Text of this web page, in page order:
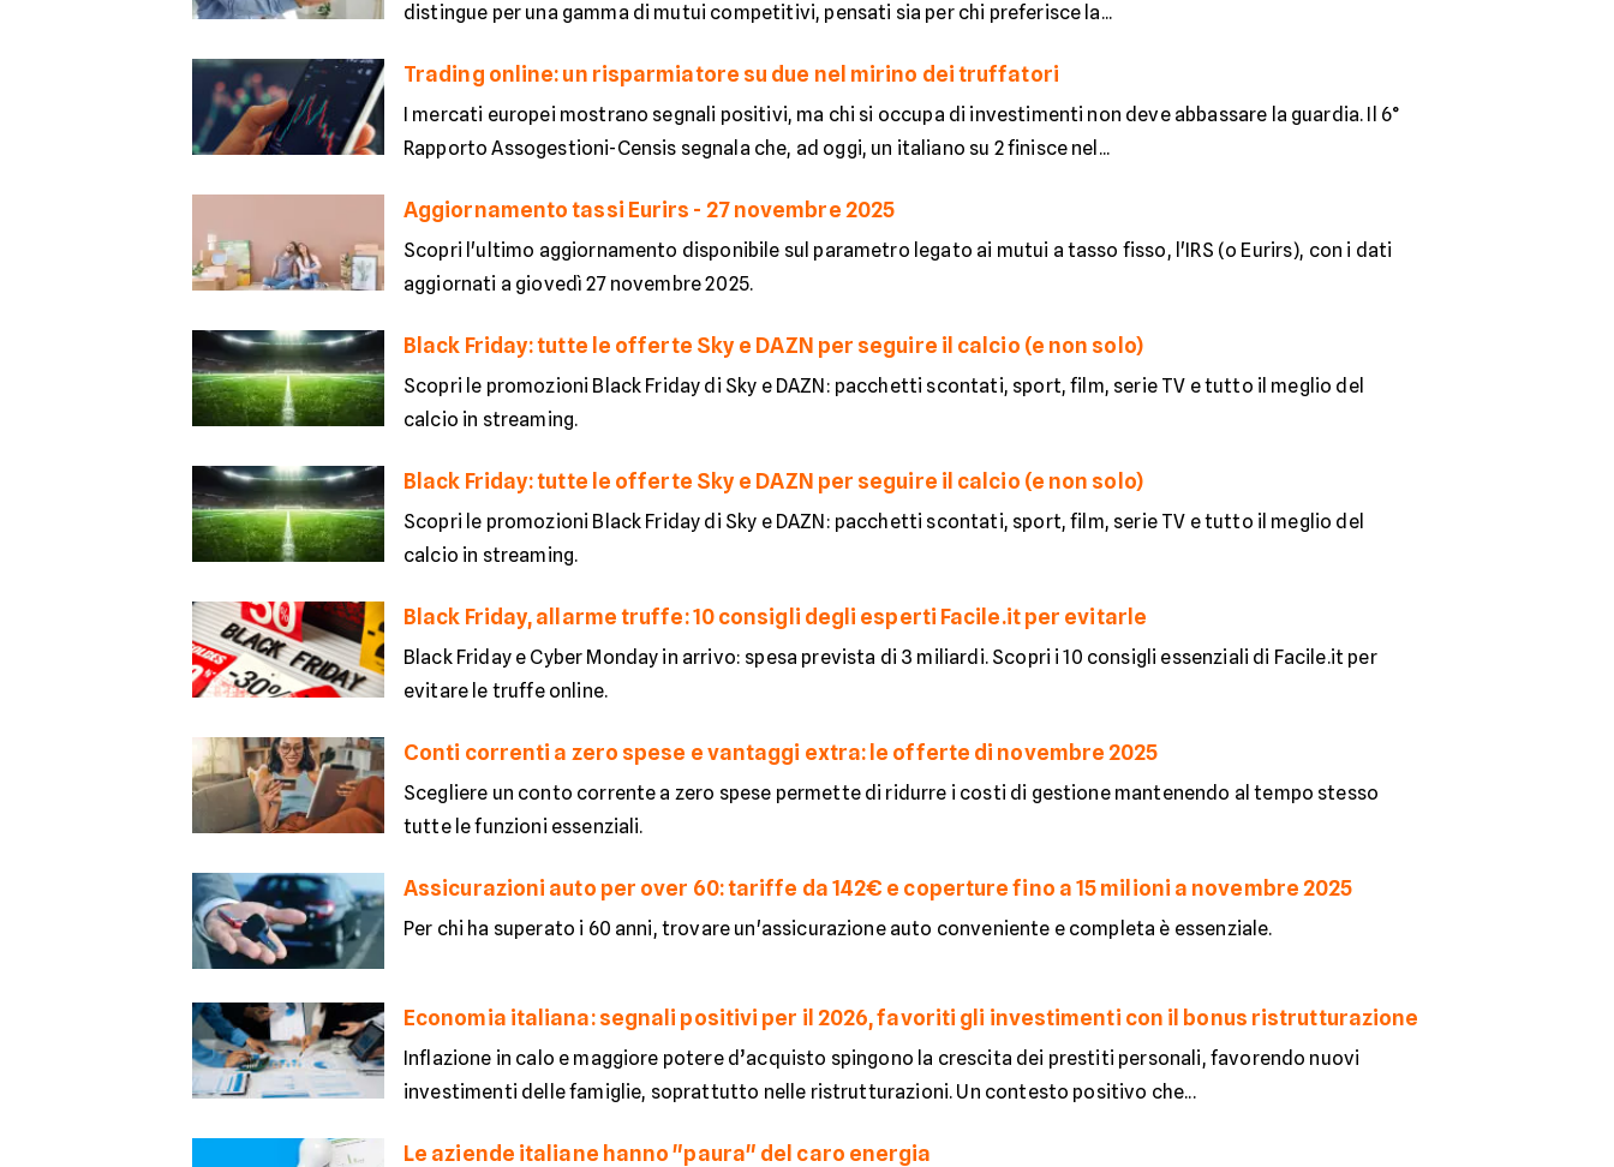
distingue per una gamma di mutui competitivi, pensati sia per chi preferisce la...
Trading online: un risparmiatore su due nel mirino dei truffatori
I mercati europei mostrano segnali positivi, ma chi si occupa di investimenti non deve abbassare la guardia. Il 6°
Rapporto Assogestioni-Censis segnala che, ad oggi, un italiano su 2 finisce nel...
Aggiornamento tassi Eurirs - 27 novembre 2025
Scopri l'ultimo aggiornamento disponibile sul parametro legato ai mutui a tasso fisso, l'IRS (o Eurirs), con i dati
aggiornati a giovedì 27 novembre 2025.
Black Friday: tutte le offerte Sky e DAZN per seguire il calcio (e non solo)
Scopri le promozioni Black Friday di Sky e DAZN: pacchetti scontati, sport, film, serie TV e tutto il meglio del
calcio in streaming.
Black Friday: tutte le offerte Sky e DAZN per seguire il calcio (e non solo)
Scopri le promozioni Black Friday di Sky e DAZN: pacchetti scontati, sport, film, serie TV e tutto il meglio del
calcio in streaming.
Black Friday, allarme truffe: 10 consigli degli esperti Facile.it per evitarle
Black Friday e Cyber Monday in arrivo: spesa prevista di 3 miliardi. Scopri i 10 consigli essenziali di Facile.it per
evitare le truffe online.
Conti correnti a zero spese e vantaggi extra: le offerte di novembre 2025
Scegliere un conto corrente a zero spese permette di ridurre i costi di gestione mantenendo al tempo stesso
tutte le funzioni essenziali.
Assicurazioni auto per over 60: tariffe da 142€ e coperture fino a 15 milioni a novembre 2025
Per chi ha superato i 60 anni, trovare un'assicurazione auto conveniente e completa è essenziale.
Economia italiana: segnali positivi per il 2026, favoriti gli investimenti con il bonus ristrutturazione
Inflazione in calo e maggiore potere d’acquisto spingono la crescita dei prestiti personali, favorendo nuovi
investimenti delle famiglie, soprattutto nelle ristrutturazioni. Un contesto positivo che...
Le aziende italiane hanno "paura" del caro energia